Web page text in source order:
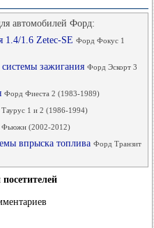
автомобилей Форд:
1.4/1.6 Zetec-SE Форд Фокус 1
зажигания Форд Эскорт 3
Форд Фиеста 2 (1983-1989)
1 и 2 (1986-1994)
(2002-2012)
впрыска топлива Форд Транзит